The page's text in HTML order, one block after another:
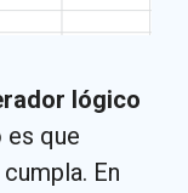
lógico
es que
En